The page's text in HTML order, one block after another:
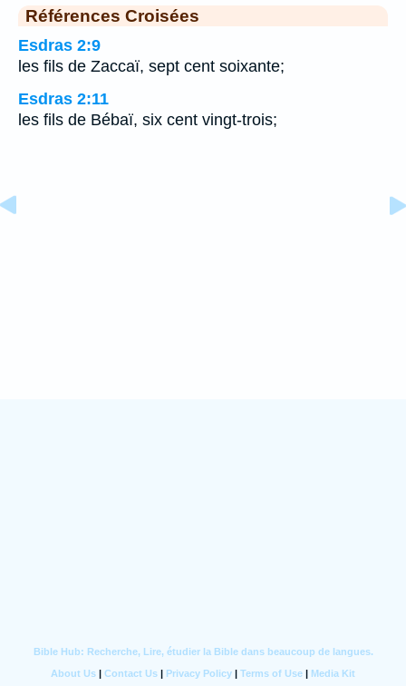
Références Croisées
Esdras 2:9
les fils de Zaccaï, sept cent soixante;
Esdras 2:11
les fils de Bébaï, six cent vingt-trois;